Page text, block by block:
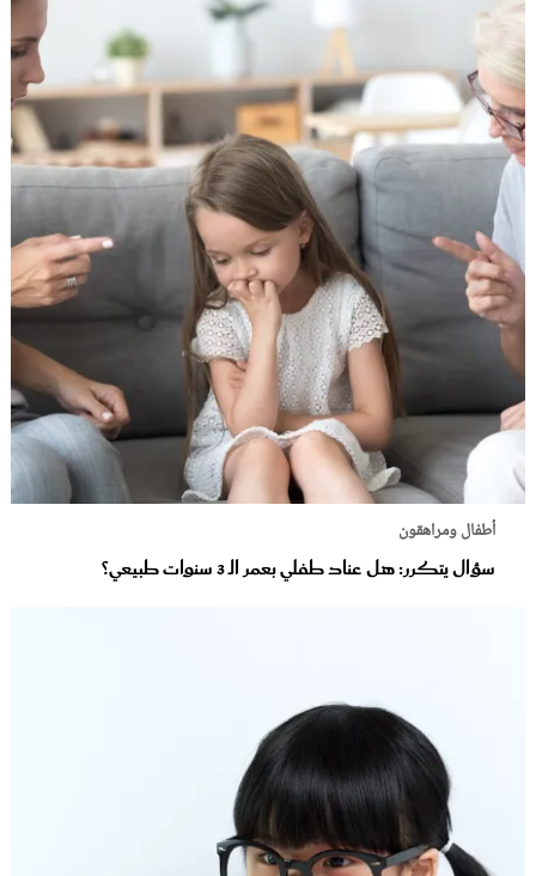
أطفال ومراهقون
سؤال يتكرر: هل عناد طفلي بعمر الـ 3 سنوات طبيعي؟